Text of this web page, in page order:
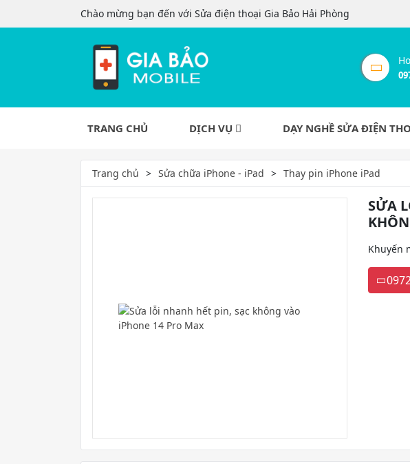
Chào mừng bạn đến với Sửa điện thoại Gia Bảo Hải Phòng
TRANG CHỦ DỊCH VỤ DẠY NGHỀ SỬA ĐIỆN
Trang chủ Sửa chữa iPhone - iPad Thay pin iPhone iPad
SỬA
Khuyến